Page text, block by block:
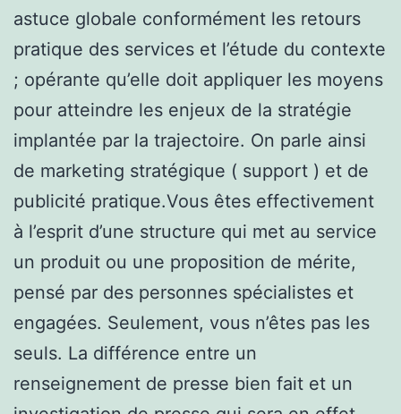
astuce globale conformément les retours
pratique des services et l’étude du contexte
; opérante qu’elle doit appliquer les moyens
pour atteindre les enjeux de la stratégie
implantée par la trajectoire. On parle ainsi
de marketing stratégique ( support ) et de
publicité pratique.Vous êtes effectivement
à l’esprit d’une structure qui met au service
un produit ou une proposition de mérite,
pensé par des personnes spécialistes et
engagées. Seulement, vous n’êtes pas les
seuls. La différence entre un
renseignement de presse bien fait et un